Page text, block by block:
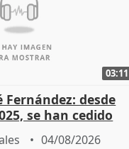
03:11
Fernández: desde
se han cedido
nacimiento
04/08/2026